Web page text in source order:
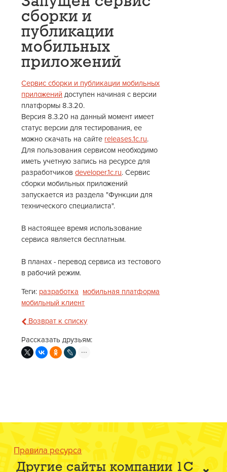
сборки и
публикации
мобильных
приложений
Сервис сборки и публикации мобильных
приложений доступен начиная с версии
платформы 8.3.20.
Версия 8.3.20 на данный момент имеет
статус версии для тестирования, ее
можно скачать на сайте releases.1c.ru.
Для пользования сервисом необходимо
иметь учетную запись на ресурсе для
разработчиковdeveloper.1c.ru. Сервис
сборки мобильных приложений
запускается из раздела "Функции для
технического специалиста".
В настоящее время использование
сервиса является бесплатным.
В планах - перевод сервиса из тестового
в рабочий режим.
Теги: разработка мобильная платформа
мобильный клиент
Возврат к списку
Рассказать друзьям:
Правила ресурса
Другие сайты компании 1С